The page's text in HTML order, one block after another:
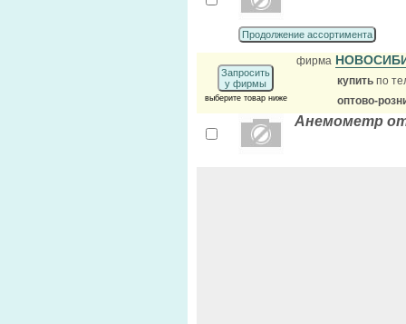
Продолжение ассортимента
Запросить
у фирмы
выберите товар ниже
фирма
купить по
оптово-
Анемометр